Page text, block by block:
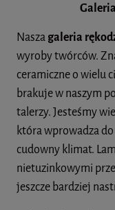
Naszagaleria
wyroby twórców.
ceramiczne o wielu
brakuje w naszym
talerzy. Jesteśmy
która wprowadza
cudowny klimat.
nietuzinkowymi
jeszcze bardziej